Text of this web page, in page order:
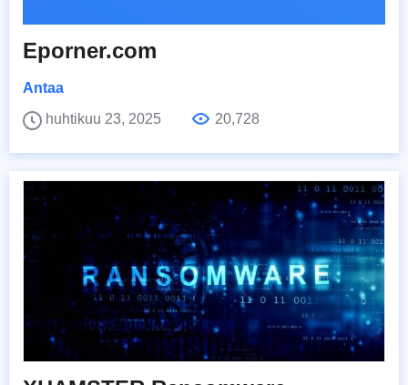
Eporner.com
Antaa
huhtikuu 23, 2025
20,728